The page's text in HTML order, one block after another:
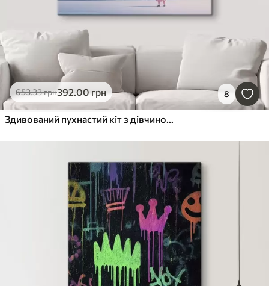
653.33грн392.00грн 8
Здивований пухнастий кіт з дівчиною в стилі ілюстрації